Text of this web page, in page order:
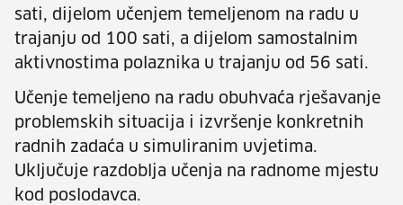
sati, dijelom učenjem temeljenom na radu u
trajanju od 100 sati, a dijelom samostalnim
aktivnostima polaznika u trajanju od 56 sati.
Učenje temeljeno na radu obuhvaća rješavanje
problemskih situacija i izvršenje konkretnih
radnih zadaća u simuliranim uvjetima.
Uključuje razdoblja učenja na radnome mjestu
kod poslodavca.